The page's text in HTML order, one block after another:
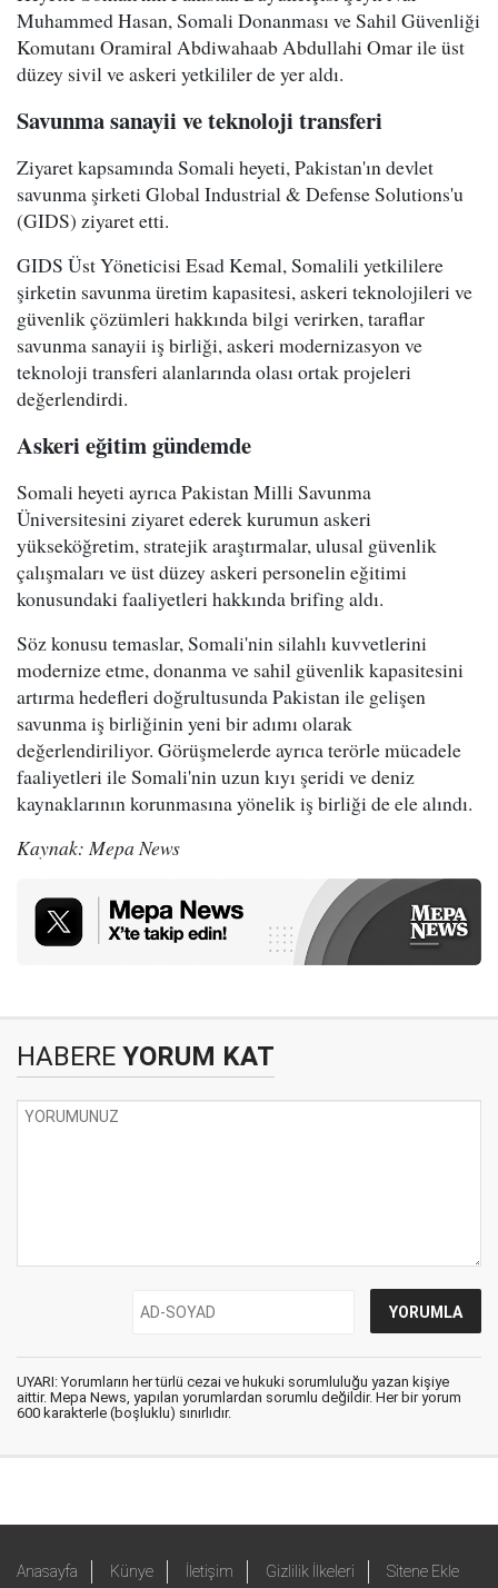
Muhammed Hasan, Somali Donanması ve Sahil Güvenliği
Komutanı Oramiral Abdiwahaab Abdullahi Omar ile üst
düzey sivil ve askeri yetkililer de yer aldı.
Savunma sanayii ve teknoloji transferi
Ziyaret kapsamında Somali heyeti, Pakistan'ın devlet
savunma şirketi Global Industrial & Defense Solutions'u
(GIDS) ziyaret etti.
GIDS Üst Yöneticisi Esad Kemal, Somalili yetkililere
şirketin savunma üretim kapasitesi, askeri teknolojileri ve
güvenlik çözümleri hakkında bilgi verirken, taraflar
savunma sanayii iş birliği, askeri modernizasyon ve
teknoloji transferi alanlarında olası ortak projeleri
değerlendirdi.
Askeri eğitim gündemde
Somali heyeti ayrıca Pakistan Milli Savunma
Üniversitesini ziyaret ederek kurumun askeri
yükseköğretim, stratejik araştırmalar, ulusal güvenlik
çalışmaları ve üst düzey askeri personelin eğitimi
konusundaki faaliyetleri hakkında brifing aldı.
Söz konusu temaslar, Somali'nin silahlı kuvvetlerini
modernize etme, donanma ve sahil güvenlik kapasitesini
artırma hedefleri doğrultusunda Pakistan ile gelişen
savunma iş birliğinin yeni bir adımı olarak
değerlendiriliyor. Görüşmelerde ayrıca terörle mücadele
faaliyetleri ile Somali'nin uzun kıyı şeridi ve deniz
kaynaklarının korunmasına yönelik iş birliği de ele alındı.
Kaynak: Mepa News
HABERE YORUM KAT
UYARI: Yorumların her türlü cezai ve hukuki sorumluluğu yazan kişiye
aittir. Mepa News, yapılan yorumlardan sorumlu değildir. Her bir yorum
600 karakterle (boşluklu) sınırlıdır.
Anasayfa Künye İletişim Gizlilik İlkeleri Sitene Ekle